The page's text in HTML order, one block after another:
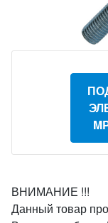
ВНИМАНИЕ !!!
Данный товар